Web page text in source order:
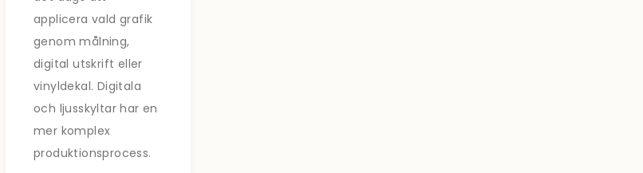
applicera vald grafik
genom målning,
digital utskrift eller
vinyldekal. Digitala
och ljusskyltar har en
mer komplex
produktionsprocess.